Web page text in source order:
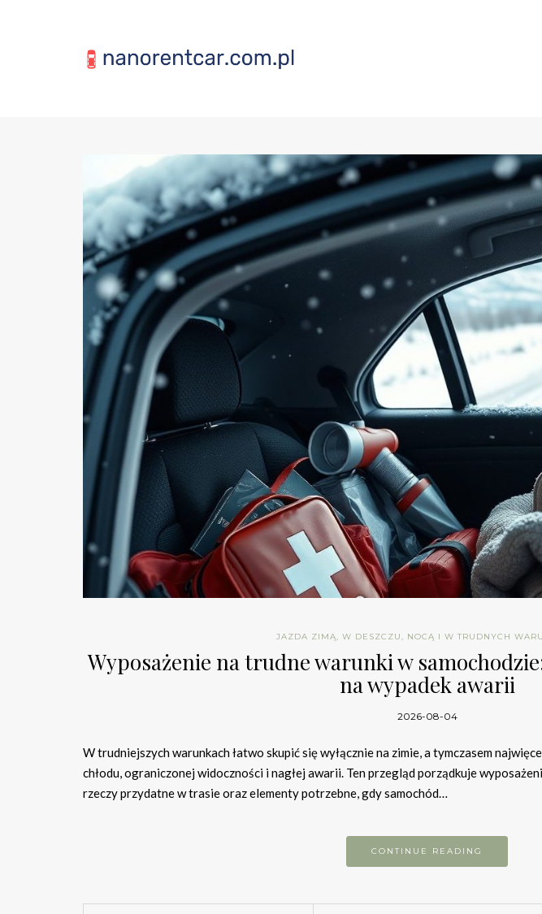
JAZDA ZIMĄ, W DESZCZU, NOCĄ I W TRUDNYCH
Wyposażenie na trudne warunki w
na wypadek awarii
2026-08-04
W trudniejszych warunkach łatwo skupić się wyłącznie na zimie, a tymczasem
chłodu, ograniczonej widoczności i nagłej awarii. Ten przegląd porządkuje
rzeczy przydatne w trasie oraz elementy potrzebne, gdy samochód…
CONTINUE READING